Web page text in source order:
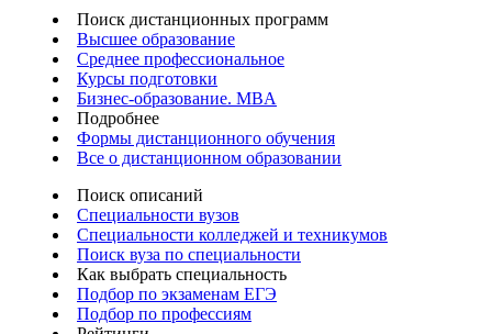
Поиск дистанционных программ
Высшее образование
Среднее профессиональное
Курсы подготовки
Бизнес-образование. MBA
Подробнее
Формы дистанционного обучения
Все о дистанционном образовании
Поиск описаний
Специальности вузов
Специальности колледжей и техникумов
Поиск вуза по специальности
Как выбрать специальность
Подбор по экзаменам ЕГЭ
Подбор по профессиям